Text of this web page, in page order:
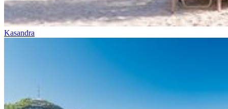
Kasandra